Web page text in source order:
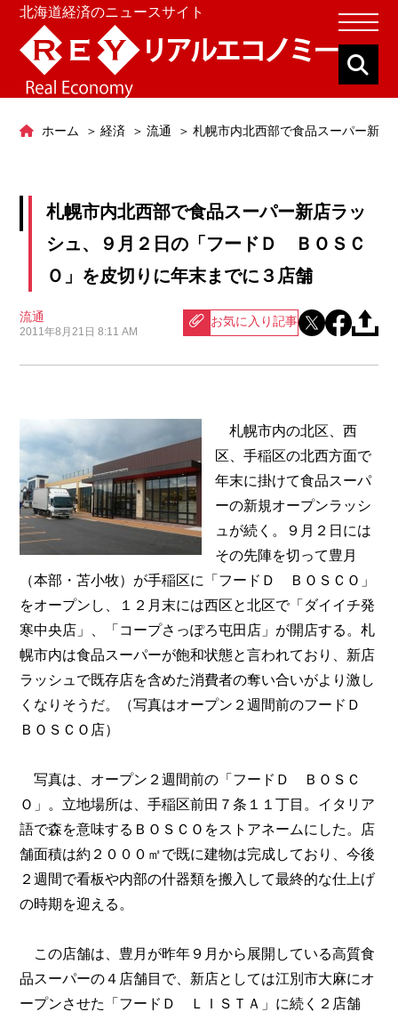
北海道経済のニュースサイト
ホーム 経済 流通 札幌市内北西部で食品スーパー新
札幌市内北西部で食品スーパー新店ラッ
シュ、９月２日の「フードＤ ＢＯＳＣ
Ｏ」を皮切りに年末までに３店舗
流通
2011年8月21日 8:11 AM
お気に入り記事
札幌市内の北区、西
区、手稲区の北西方面で
年末に掛けて食品スーパ
ーの新規オープンラッシ
ュが続く。９月２日には
その先陣を切って豊月
（本部・苫小牧）が手稲区に「フードＤ ＢＯＳＣＯ」
をオープンし、１２月末には西区と北区で「ダイイチ発
寒中央店」、「コープさっぽろ屯田店」が開店する。札
幌市内は食品スーパーが飽和状態と言われており、新店
ラッシュで既存店を含めた消費者の奪い合いがより激し
くなりそうだ。（写真はオープン２週間前のフードＤ
ＢＯＳＣＯ店）
写真は、オープン２週間前の「フードＤ ＢＯＳＣ
Ｏ」。立地場所は、手稲区前田７条１１丁目。イタリア
語で森を意味するＢＯＳＣＯをストアネームにした。店
舗面積は約２０００㎡で既に建物は完成しており、今後
２週間で看板や内部の什器類を搬入して最終的な仕上げ
の時期を迎える。
この店舗は、豊月が昨年９月から展開している高質食
品スーパーの４店舗目で、新店としては江別市大麻にオ
ープンさせた「フードＤ ＬＩＳＴＡ」に続く２店舗